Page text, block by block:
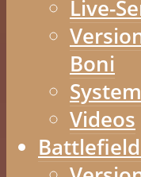
Live-
Boni
Videos